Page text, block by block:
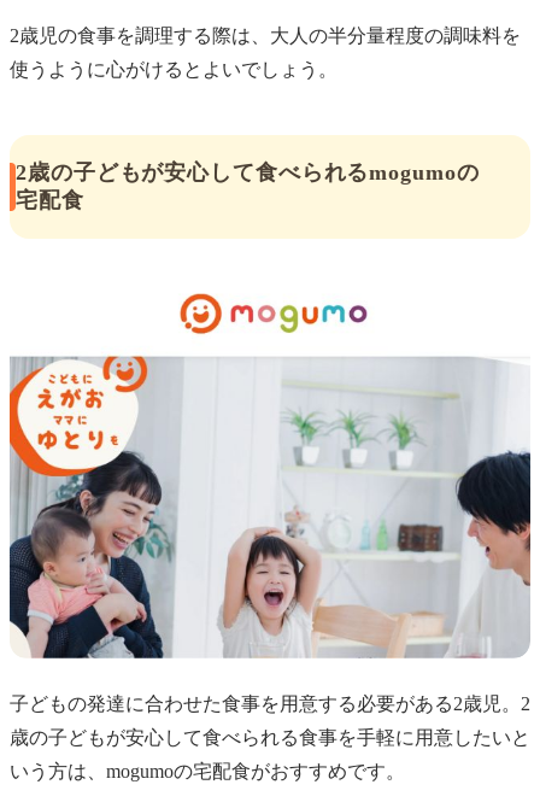
2歳児の食事を調理する際は、大人の半分量程度の調味料を
使うように心がけるとよいでしょう。
2歳の子どもが安心して食べられるmogumoの
宅配食
子どもの発達に合わせた食事を用意する必要がある2歳児。2
歳の子どもが安心して食べられる食事を手軽に用意したいと
いう方は、mogumoの宅配食がおすすめです。